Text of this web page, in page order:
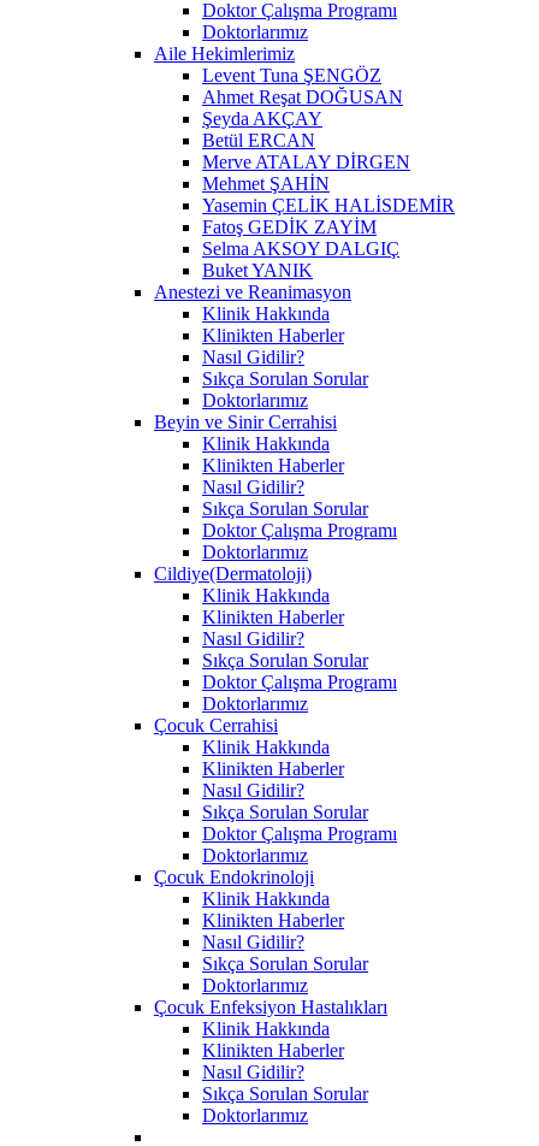
Doktor Çalışma Programı
Doktorlarımız
Aile Hekimlerimiz
Levent Tuna ŞENGÖZ
Ahmet Reşat DOĞUSAN
Şeyda AKÇAY
Betül ERCAN
Merve ATALAY DİRGEN
Mehmet ŞAHİN
Yasemin ÇELİK HALİSDEMİR
Fatoş GEDİK ZAYİM
Selma AKSOY DALGIÇ
Buket YANIK
Anestezi ve Reanimasyon
Klinik Hakkında
Klinikten Haberler
Nasıl Gidilir?
Sıkça Sorulan Sorular
Doktorlarımız
Beyin ve Sinir Cerrahisi
Klinik Hakkında
Klinikten Haberler
Nasıl Gidilir?
Sıkça Sorulan Sorular
Doktor Çalışma Programı
Doktorlarımız
Cildiye(Dermatoloji)
Klinik Hakkında
Klinikten Haberler
Nasıl Gidilir?
Sıkça Sorulan Sorular
Doktor Çalışma Programı
Doktorlarımız
Çocuk Cerrahisi
Klinik Hakkında
Klinikten Haberler
Nasıl Gidilir?
Sıkça Sorulan Sorular
Doktor Çalışma Programı
Doktorlarımız
Çocuk Endokrinoloji
Klinik Hakkında
Klinikten Haberler
Nasıl Gidilir?
Sıkça Sorulan Sorular
Doktorlarımız
Çocuk Enfeksiyon Hastalıkları
Klinik Hakkında
Klinikten Haberler
Nasıl Gidilir?
Sıkça Sorulan Sorular
Doktorlarımız